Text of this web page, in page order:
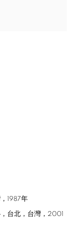
1987年
台北，台灣，2001